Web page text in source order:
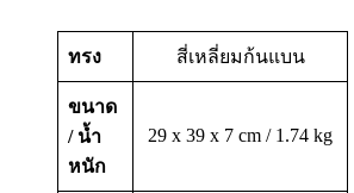
ทรง สี่เหลี่ยมก้นแบน
ขนาด
/ น้ำ
หนัก
29 x 39 x 7 cm / 1.74 kg